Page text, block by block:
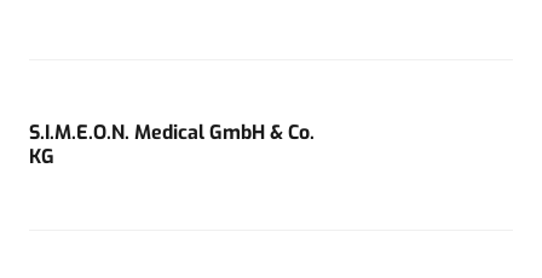
S.I.M.E.O.N. Medical GmbH & Co.
KG